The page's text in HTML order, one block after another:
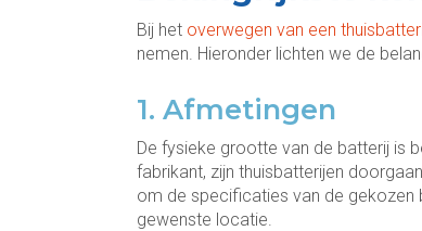
Bij het overwegen van een
nemen. Hieronder lichten we de
1. Afmetingen
De fysieke grootte van de batterij is
fabrikant, zijn thuisbatterijen
om de specificaties van de
gewenste locatie.